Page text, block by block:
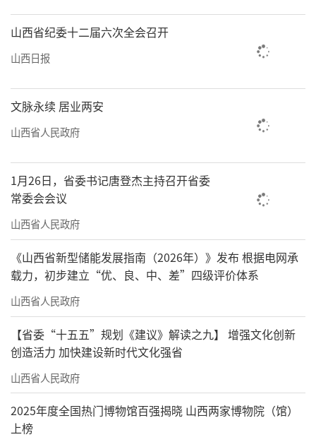
山西省纪委十二届六次全会召开
山西日报
文脉永续 居业两安
山西省人民政府
1月26日，省委书记唐登杰主持召开省委
常委会会议
山西省人民政府
《山西省新型储能发展指南（2026年）》发布 根据电网承
载力，初步建立“优、良、中、差”四级评价体系
山西省人民政府
【省委“十五五”规划《建议》解读之九】 增强文化创新
创造活力 加快建设新时代文化强省
山西省人民政府
2025年度全国热门博物馆百强揭晓 山西两家博物院（馆）
上榜